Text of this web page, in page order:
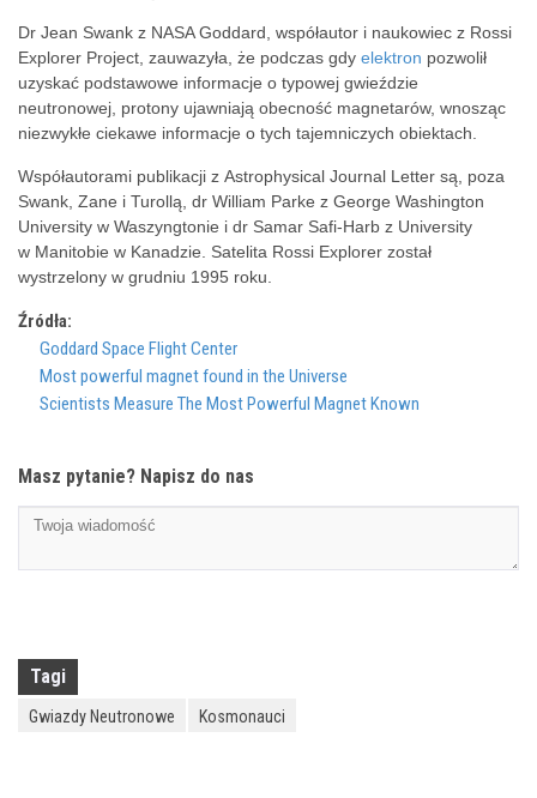
Dr Jean Swank z NASA Goddard, współautor i naukowiec z Rossi
Explorer Project, zauwazyła, że podczas gdy elektron pozwolił
uzyskać podstawowe informacje o typowej gwieździe
neutronowej, protony ujawniają obecność magnetarów, wnosząc
niezwykłe ciekawe informacje o tych tajemniczych obiektach.
Współautorami publikacji z Astrophysical Journal Letter są, poza
Swank, Zane i Turollą, dr William Parke z George Washington
University w Waszyngtonie i dr Samar Safi-Harb z University
w Manitobie w Kanadzie. Satelita Rossi Explorer został
wystrzelony w grudniu 1995 roku.
Źródła:
Goddard Space Flight Center
Most powerful magnet found in the Universe
Scientists Measure The Most Powerful Magnet Known
Masz pytanie? Napisz do nas
Tagi
Gwiazdy Neutronowe Kosmonauci